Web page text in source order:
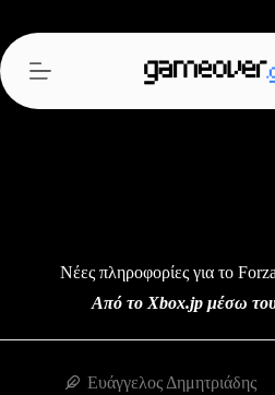
περιεχόμενο
Νέες πληροφορίες για το
Από το Xbox.jp μέσω
Ευάγγελος Δημητριάδης